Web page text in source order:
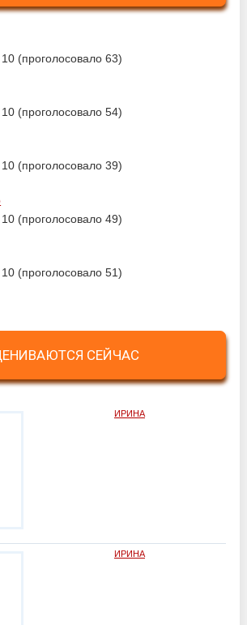
10 (проголосовало 63)
10 (проголосовало 54)
10 (проголосовало 39)
10 (проголосовало 49)
10 (проголосовало 51)
СЕЙЧАС
ИРИНА
ИРИНА